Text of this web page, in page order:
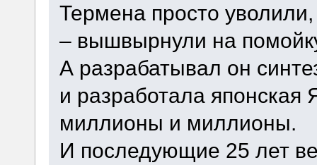
Термена просто уволили,
– вышвырнули на
А разрабатывал он
и разработала японская
миллионы и миллионы.
И последующие 25 лет